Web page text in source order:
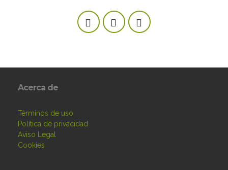
Acerca de
Términos de uso
Política de privacidad
Aviso Legal
Cookies